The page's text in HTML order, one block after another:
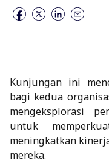
Kunjungan ini
bagi kedua
mengeksplorasi
untuk
meningkatkan
mereka.